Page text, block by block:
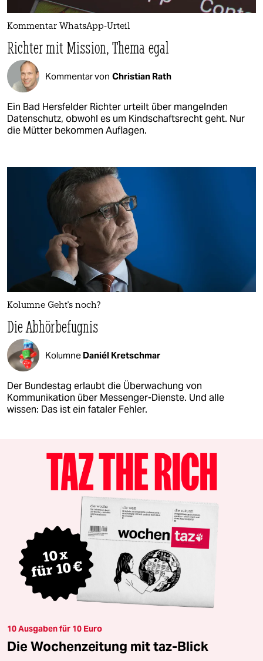
Kommentar WhatsApp-Urteil
Richter mit Mission, Thema egal
Kommentar von Christian Rath
Ein Bad Hersfelder Richter urteilt über mangelnden
Datenschutz, obwohl es um Kindschaftsrecht geht. Nur
die Mütter bekommen Auflagen.
Kolumne Geht's noch?
Die Abhörbefugnis
Kolumne Daniél Kretschmar
Der Bundestag erlaubt die Überwachung von
Kommunikation über Messenger-Dienste. Und alle
wissen: Das ist ein fataler Fehler.
10 Ausgaben für 10 Euro
Die Wochenzeitung mit taz-Blick